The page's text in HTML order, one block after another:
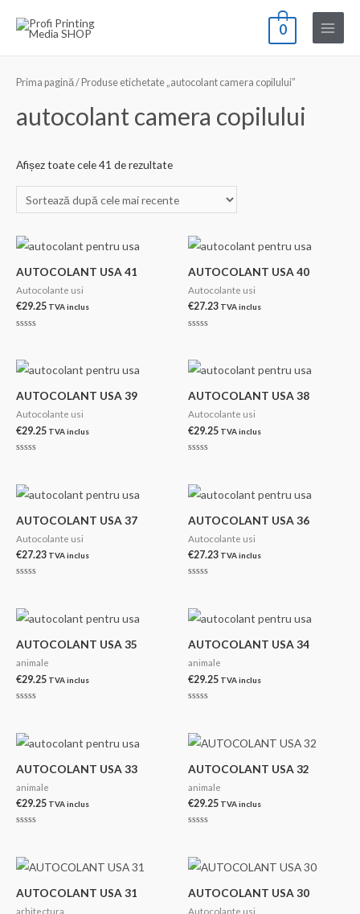
0
Main
Prima pagină/ Produse etichetate „autocolant camera copilului”
autocolant camera copilului
Afișez toate cele 41 de rezultateSortat
după
cele
recente
AUTOCOLANT USA 41
Autocolante usi
€29.25 TVA inclus
din
5
AUTOCOLANT USA 40
Autocolante usi
€27.23 TVA inclus
din
5
AUTOCOLANT USA 39
Autocolante usi
€29.25 TVA inclus
din
5
AUTOCOLANT USA 38
Autocolante usi
€29.25 TVA inclus
din
5
AUTOCOLANT USA 37
Autocolante usi
€27.23 TVA inclus
din
5
AUTOCOLANT USA 36
Autocolante usi
€27.23 TVA inclus
din
5
AUTOCOLANT USA 35
animale
€29.25 TVA inclus
din
5
AUTOCOLANT USA 34
animale
€29.25 TVA inclus
din
5
AUTOCOLANT USA 33
animale
€29.25 TVA inclus
din
5
AUTOCOLANT USA 32
animale
€29.25 TVA inclus
din
5
AUTOCOLANT USA 31
arhitectura
AUTOCOLANT USA 30
Autocolante usi